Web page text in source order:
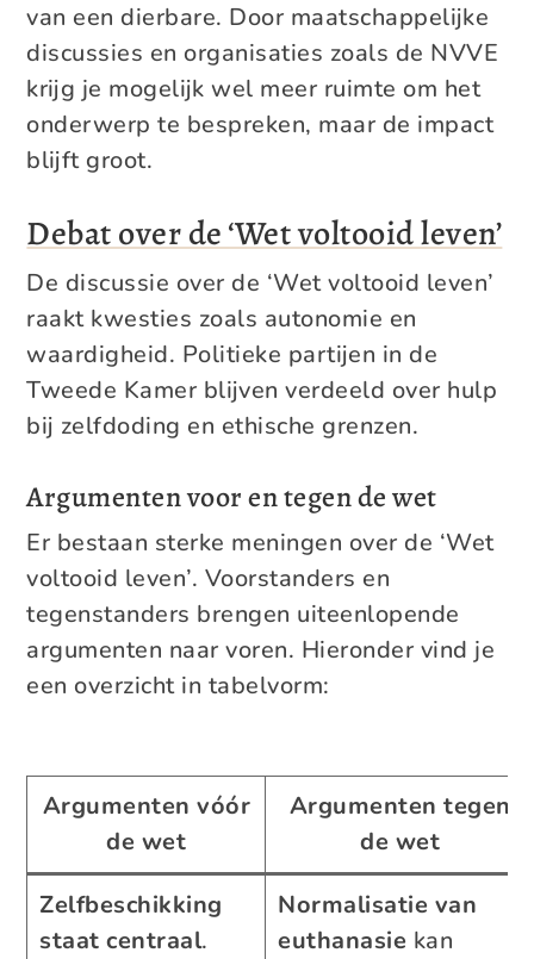
van een dierbare. Door maatschappelijke
discussies en organisaties zoals de NVVE
krijg je mogelijk wel meer ruimte om het
onderwerp te bespreken, maar de impact
blijft groot.
Debat over de ‘Wet voltooid leven’
De discussie over de ‘Wet voltooid leven’
raakt kwesties zoals autonomie en
waardigheid. Politieke partijen in de
Tweede Kamer blijven verdeeld over hulp
bij zelfdoding en ethische grenzen.
Argumenten voor en tegen de wet
Er bestaan sterke meningen over de ‘Wet
voltooid leven’. Voorstanders en
tegenstanders brengen uiteenlopende
argumenten naar voren. Hieronder vind je
een overzicht in tabelvorm:
Argumenten vóór
de wet
Argumenten tegen
de wet
Zelfbeschikking
staat centraal.
Normalisatie van
euthanasie kan